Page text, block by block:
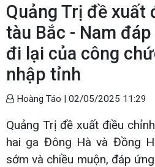
Quảng Trị đề xuất
tàu Bắc - Nam
đi lại của công
nhập tỉnh
Hoàng Táo | 02/05/2025 11:29
Quảng Trị đề xuất điều
hai ga Đông Hà và Đồng
sớm và chiều muộn, đáp